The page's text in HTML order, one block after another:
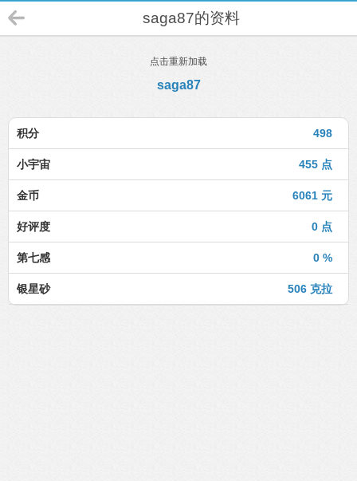
saga87的资料
点击重新加载
saga87
498
积分
455 点
小宇宙
6061 元
金币
0 点
好评度
0 %
第七感
506 克拉
银星砂